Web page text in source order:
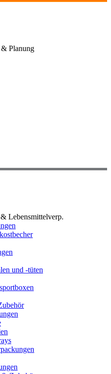
Planung
Lebensmittelverp.
und -tüten